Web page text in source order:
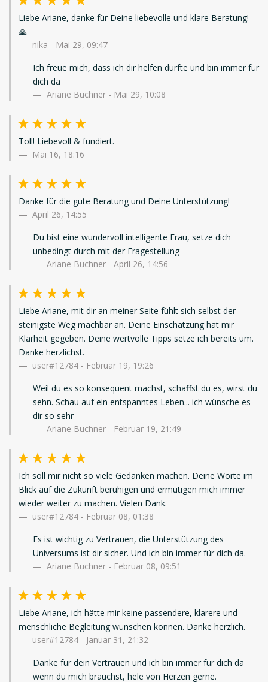
Liebe Ariane, danke für Deine liebevolle und klare Beratung!
🙏
nika - Mai 29, 09:47
Ich freue mich, dass ich dir helfen durfte und bin immer für
dich da
Ariane Buchner - Mai 29, 10:08
Toll! Liebevoll & fundiert.
Mai 16, 18:16
Danke für die gute Beratung und Deine Unterstützung!
April 26, 14:55
Du bist eine wundervoll intelligente Frau, setze dich
unbedingt durch mit der Fragestellung
Ariane Buchner - April 26, 14:56
Liebe Ariane, mit dir an meiner Seite fühlt sich selbst der
steinigste Weg machbar an. Deine Einschätzung hat mir
Klarheit gegeben. Deine wertvolle Tipps setze ich bereits um.
Danke herzlichst.
user#12784 - Februar 19, 19:26
Weil du es so konsequent machst, schaffst du es, wirst du
sehn. Schau auf ein entspanntes Leben... ich wünsche es
dir so sehr
Ariane Buchner - Februar 19, 21:49
Ich soll mir nicht so viele Gedanken machen. Deine Worte im
Blick auf die Zukunft beruhigen und ermutigen mich immer
wieder weiter zu machen. Vielen Dank.
user#12784 - Februar 08, 01:38
Es ist wichtig zu Vertrauen, die Unterstützung des
Universums ist dir sicher. Und ich bin immer für dich da.
Ariane Buchner - Februar 08, 09:51
Liebe Ariane, ich hätte mir keine passendere, klarere und
menschliche Begleitung wünschen können. Danke herzlich.
user#12784 - Januar 31, 21:32
Danke für dein Vertrauen und ich bin immer für dich da
wenn du mich brauchst, hele von Herzen gerne.